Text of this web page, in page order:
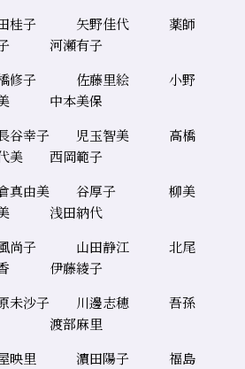
田桂子 矢野佳代 薬師
子 河瀬有子
修子 佐藤里絵 小野
中本美保
谷幸子 児玉智美 高橋
西岡範子
真由美 谷厚子 柳美
浅田納代
尚子 山田静江 北尾
伊藤綾子
未沙子 川邊志穂 吾孫
子 渡部麻里
映里 濵田陽子 福島